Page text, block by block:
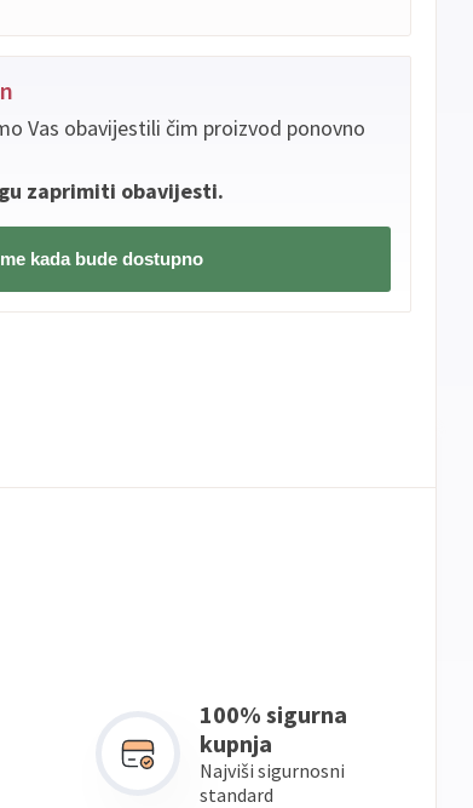
Vas obavijestili čim proizvod ponovno
zaprimiti obavijesti.
kada bude dostupno
100% sigurna
kupnja
Najviši sigurnosni
standard